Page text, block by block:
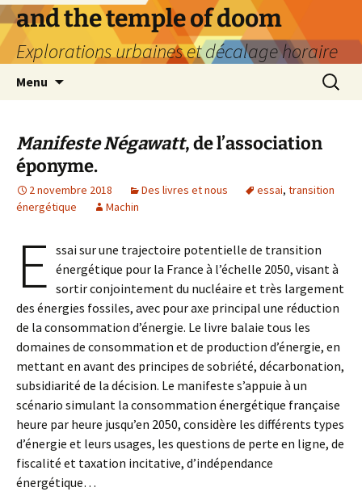
Aller
au
contenu
and the temple of doom
Explorations urbaines et décalage horaire
Menu
Manifeste Négawatt, de l’association
éponyme.
2 novembre 2018 Des livres et nous essai, transition
énergétique
Machin
E ssai sur une trajectoire potentielle de transition
énergétique pour la France à l’échelle 2050, visant à
sortir conjointement du nucléaire et très largement
des énergies fossiles, avec pour axe principal une réduction
de la consommation d’énergie. Le livre balaie tous les
domaines de consommation et de production d’énergie, en
mettant en avant des principes de sobriété, décarbonation,
subsidiarité de la décision. Le manifeste s’appuie à un
scénario simulant la consommation énergétique française
heure par heure jusqu’en 2050, considère les différents types
d’énergie et leurs usages, les questions de perte en ligne, de
fiscalité et taxation incitative, d’indépendance
énergétique…